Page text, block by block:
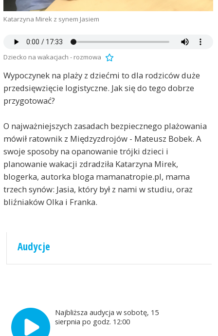
Katarzyna Mirek z synem Jasiem
Dziecko na wakacjach - rozmowa
Wypoczynek na plaży z dziećmi to dla rodziców duże
przedsięwzięcie logistyczne. Jak się do tego dobrze
przygotować?
O najważniejszych zasadach bezpiecznego plażowania
mówił ratownik z Międzyzdrojów - Mateusz Bobek. A
swoje sposoby na opanowanie trójki dzieci i
planowanie wakacji zdradziła Katarzyna Mirek,
blogerka, autorka bloga mamanatropie.pl, mama
trzech synów: Jasia, który był z nami w studiu, oraz
bliźniaków Olka i Franka.
Audycje
Najbliższa audycja w sobotę, 15
sierpnia po godz. 12:00